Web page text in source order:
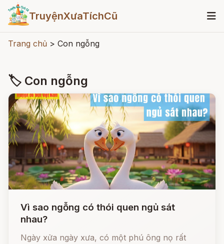
TruyệnXưaTíchCũ
Trang chủ > Con ngỗng
🏷 Con ngỗng
Vì sao ngỗng có thói quen ngủ sát
nhau?
Ngày xửa ngày xưa, có một phú ông nọ rất